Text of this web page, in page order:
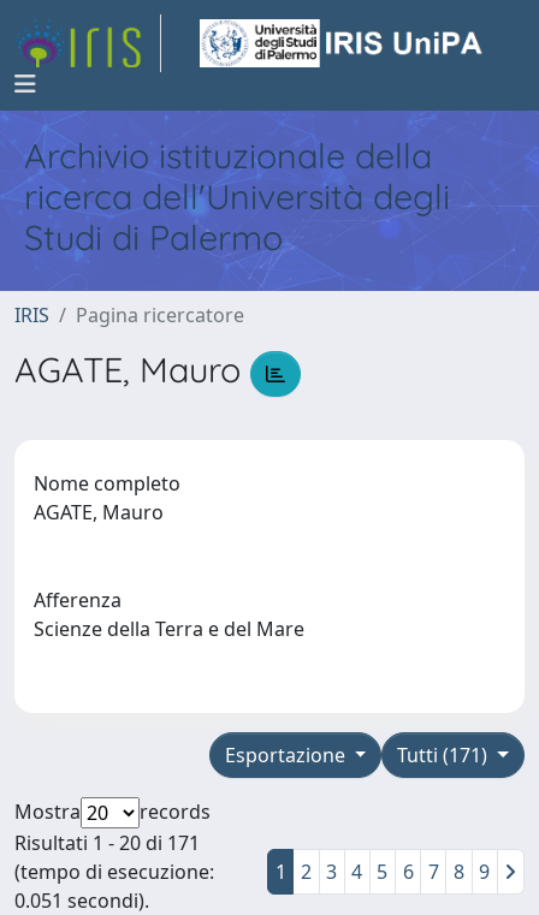
Archivio istituzionale della
ricerca dell'Università degli
Studi di Palermo
IRIS Pagina ricercatore
AGATE, Mauro
Nome completo
AGATE, Mauro
Afferenza
Scienze della Terra e del Mare
Tutti (171)
Esportazione
Mostra
records
Risultati 1 - 20 di 171
(tempo di esecuzione:
0.051 secondi).
1 2 3 4 5 6 7 8 9